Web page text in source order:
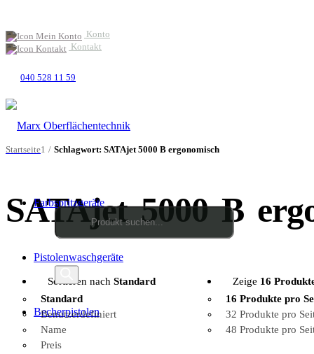
Konto
Kontakt
040 528 11 59
Farbspritzgeräte
Pistolenwaschgeräte
Becherpistolen
Products
Startseite1 / Schlagwort: SATAjet 5000 B ergonomisch
SATAjet 5000 B
Sortieren nach Standard
Standard
Benutzerdefiniert
Name
Preis
Zeige 16
16 Produkte pro
32 Produkte pro
48 Produkte pro